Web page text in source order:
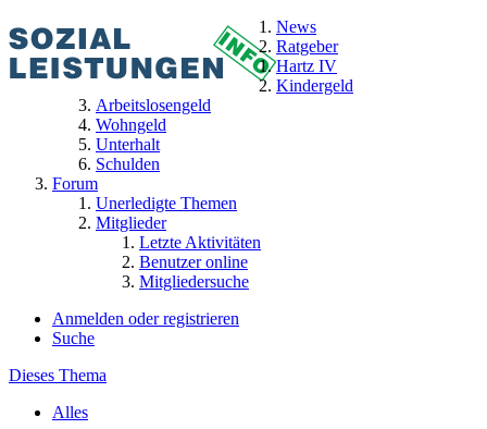
News
Ratgeber
Hartz IV
Kindergeld
Arbeitslosengeld
Wohngeld
Unterhalt
Schulden
Forum
Unerledigte Themen
Mitglieder
Letzte Aktivitäten
Benutzer online
Mitgliedersuche
Anmelden oder registrieren
Suche
Dieses Thema
Alles